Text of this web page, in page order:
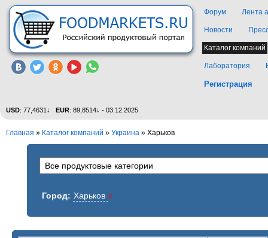
Форум Лента
Новости
Каталог компаний
Лаборатория
Регистрация
USD: 77,4631↓ EUR: 89,8514↓ - 03.12.2025
Главная » Каталог компаний » Украина » Харьков
Город: Харьков x